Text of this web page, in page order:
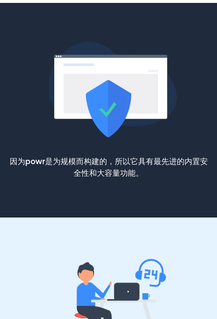
因为powr是为规模而构建的，所以它具有最先进的内置安
全性和大容量功能。